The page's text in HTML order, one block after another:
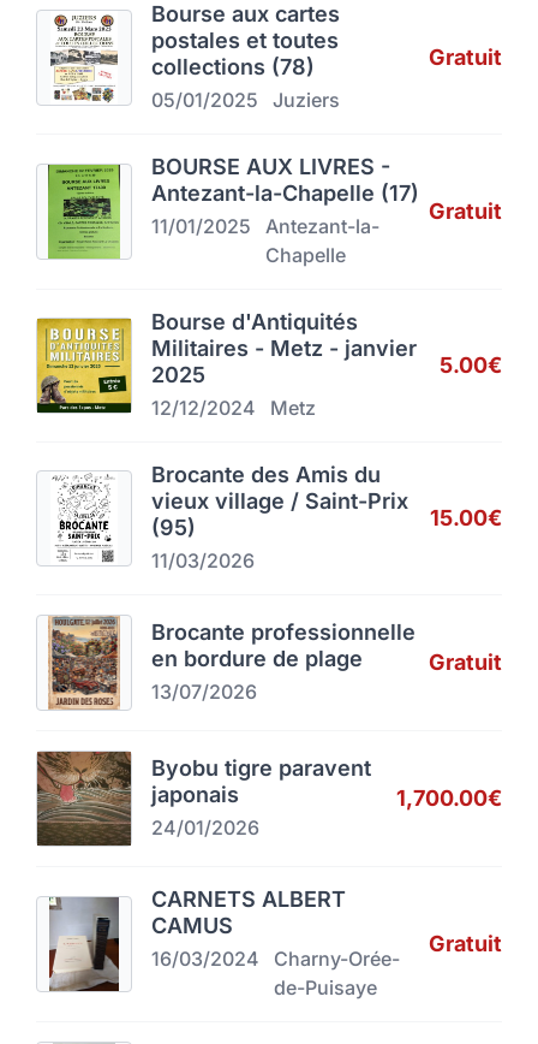
Bourse aux cartes
postales et toutes
collections (78)
05/01/2025 Juziers
Gratuit
BOURSE AUX LIVRES -
Antezant-la-Chapelle (17)
11/01/2025
Antezant-la-
Chapelle
Gratuit
Bourse d'Antiquités
Militaires - Metz - janvier
2025
12/12/2024 Metz
5.00€
Brocante des Amis du
vieux village / Saint-Prix
(95)
11/03/2026
15.00€
Brocante professionnelle
en bordure de plage
13/07/2026
Gratuit
Byobu tigre paravent
japonais
24/01/2026
1,700.00€
CARNETS ALBERT
CAMUS
16/03/2024
Charny-Orée-
de-Puisaye
Gratuit